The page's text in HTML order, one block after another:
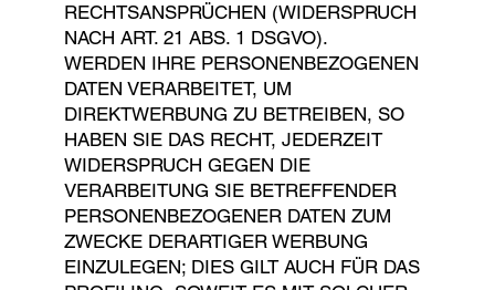
RECHTSANSPRÜCHEN (WIDERSPRUCH
NACH ART. 21 ABS. 1 DSGVO).
WERDEN IHRE PERSONENBEZOGENEN
DATEN VERARBEITET, UM
DIREKTWERBUNG ZU BETREIBEN, SO
HABEN SIE DAS RECHT, JEDERZEIT
WIDERSPRUCH GEGEN DIE
VERARBEITUNG SIE BETREFFENDER
PERSONENBEZOGENER DATEN ZUM
ZWECKE DERARTIGER WERBUNG
EINZULEGEN; DIES GILT AUCH FÜR DAS